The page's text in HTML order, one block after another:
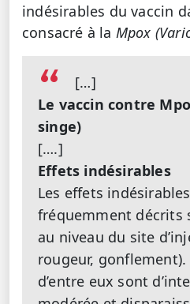
indésirables du vaccin
consacré à la Mpox
[…]
Le vaccin contre
singe)
[….]
Effets indésirables
Les effets
fréquemment décrits
au niveau du site
rougeur,
d’entre eux sont